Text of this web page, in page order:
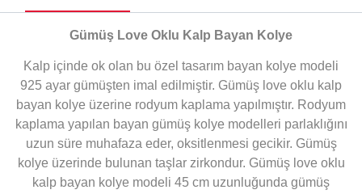
Gümüş Love Oklu Kalp Bayan Kolye
Kalp içinde ok olan bu özel tasarım bayan kolye modeli
925 ayar gümüşten imal edilmiştir. Gümüş love oklu kalp
bayan kolye üzerine rodyum kaplama yapılmıştır. Rodyum
kaplama yapılan bayan gümüş kolye modelleri parlaklığını
uzun süre muhafaza eder, oksitlenmesi gecikir. Gümüş
kolye üzerinde bulunan taşlar zirkondur. Gümüş love oklu
kalp bayan kolye modeli 45 cm uzunluğunda gümüş